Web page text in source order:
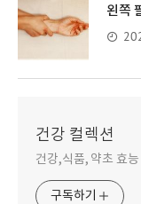
왼쪽
건강 컬렉션
건강,식품, 약초 효능
구독하기